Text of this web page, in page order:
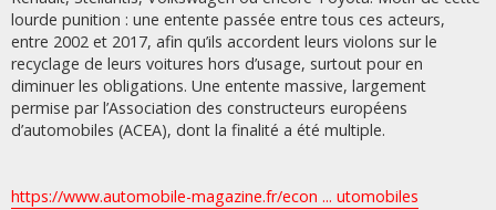
lourde punition : une entente passée entre tous ces acteurs,
entre 2002 et 2017, afin qu’ils accordent leurs violons sur le
recyclage de leurs voitures hors d’usage, surtout pour en
diminuer les obligations. Une entente massive, largement
permise par l’Association des constructeurs européens
d’automobiles (ACEA), dont la finalité a été multiple.
https://www.automobile-magazine.fr/econ ... utomobiles